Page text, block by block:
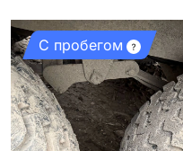
С пробегом